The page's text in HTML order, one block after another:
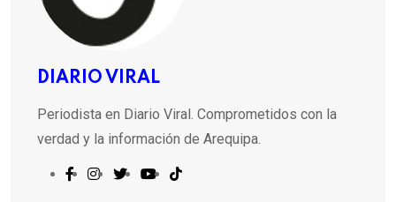
DIARIO VIRAL
Periodista en Diario Viral. Comprometidos con la
verdad y la información de Arequipa.